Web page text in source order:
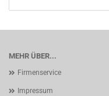
MEHR ÜBER...
Firmenservice
Impressum